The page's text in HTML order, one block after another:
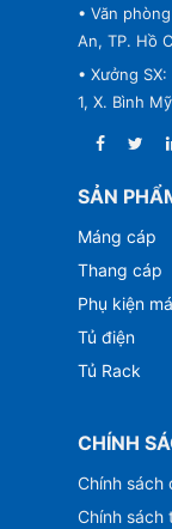
• Văn
An, TP. Hồ
• Xưởng
1, X. Bình
SẢN
Máng cáp
Thang cáp
Phụ kiện
Tủ điện
Tủ Rack
CHÍNH
Chính sách
Chính sách